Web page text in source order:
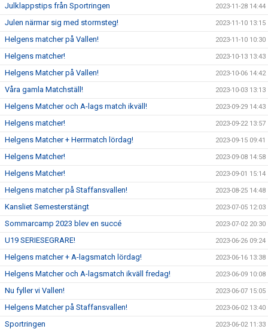
Julklappstips från Sportringen 2023-11-28 14:44
Julen närmar sig med stormsteg! 2023-11-10 13:15
Helgens matcher på Vallen! 2023-11-10 10:30
Helgens matcher! 2023-10-13 13:43
Helgens Matcher på Vallen! 2023-10-06 14:42
Våra gamla Matchställ! 2023-10-03 13:13
Helgens Matcher och A-lags match ikväll! 2023-09-29 14:43
Helgens matcher! 2023-09-22 13:57
Helgens Matcher + Herrmatch lördag! 2023-09-15 09:41
Helgens Matcher! 2023-09-08 14:58
Helgens Matcher! 2023-09-01 15:14
Helgens matcher på Staffansvallen! 2023-08-25 14:48
Kansliet Semesterstängt 2023-07-05 12:03
Sommarcamp 2023 blev en succé 2023-07-02 20:30
U19 SERIESEGRARE! 2023-06-26 09:24
Helgens matcher + A-lagsmatch lördag! 2023-06-16 13:38
Helgens Matcher och A-lagsmatch ikväll fredag! 2023-06-09 10:08
Nu fyller vi Vallen! 2023-06-07 15:05
Helgens Matcher på Staffansvallen! 2023-06-02 13:40
Sportringen 2023-06-02 11:33